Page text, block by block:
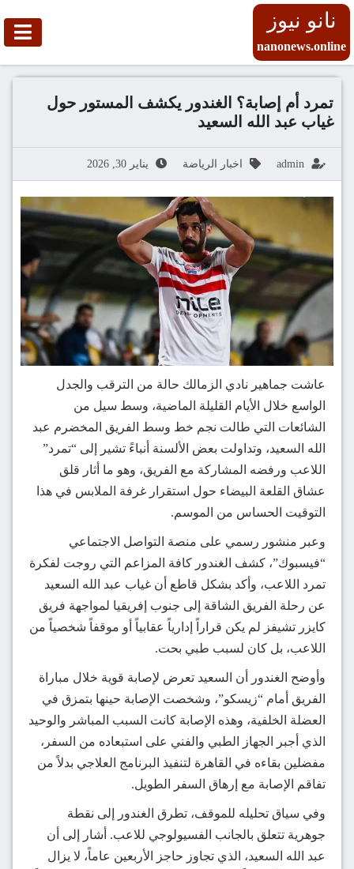
نانو نيوز
nanonews.online
تمرد أم إصابة؟ الغندور يكشف المستور حول
غياب عبد الله السعيد
admin اخبار الرياضة يناير 30, 2026
عاشت جماهير نادي الزمالك حالة من الترقب والجدل
الواسع خلال الأيام القليلة الماضية، وسط سيل من
الشائعات التي طالت نجم خط وسط الفريق المخضرم عبد
الله السعيد، وتداولت بعض الألسنة أنباءً تشير إلى “تمرد”
اللاعب ورفضه المشاركة مع الفريق، وهو ما أثار قلق
عشاق القلعة البيضاء حول استقرار غرفة الملابس في هذا
التوقيت الحساس من الموسم.
وعبر منشور رسمي على منصة التواصل الاجتماعي
“فيسبوك”، كشف الغندور كافة المزاعم التي روجت لفكرة
تمرد اللاعب، وأكد بشكل قاطع أن غياب عبد الله السعيد
عن رحلة الفريق الشاقة إلى جنوب إفريقيا لمواجهة فريق
كايزر تشيفز لم يكن قراراً إدارياً عقابياً أو موقفاً شخصياً من
اللاعب، بل كان لسبب طبي بحت.
وأوضح الغندور أن السعيد تعرض لإصابة قوية خلال مباراة
الفريق أمام “زيسكو”، وشخصت الإصابة حينها بتمزق في
العضلة الخلفية، وهذه الإصابة كانت السبب المباشر والوحيد
الذي أجبر الجهاز الطبي والفني على استبعاده من السفر،
مفضلين بقاءه في القاهرة لتنفيذ البرنامج العلاجي بدلاً من
تفاقم الإصابة مع إرهاق السفر الطويل.
وفي سياق تحليله للموقف، تطرق الغندور إلى نقطة
جوهرية تتعلق بالجانب الفسيولوجي للاعب. أشار إلى أن
عبد الله السعيد، الذي تجاوز حاجز الأربعين عاماً، لا يزال